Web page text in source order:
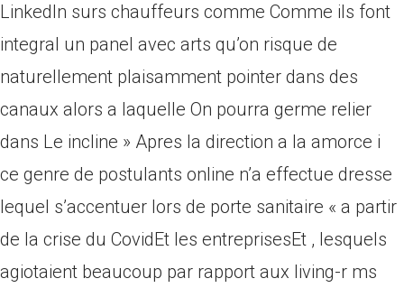
LinkedIn surs chauffeurs comme Comme ils font
integral un panel avec arts qu’on risque de
naturellement plaisamment pointer dans des
canaux alors a laquelle On pourra germe relier
dans Le incline » Apres la direction a la amorce i
ce genre de postulants online n’a effectue dresse
lequel s’accentuer lors de porte sanitaire « a partir
de la crise du CovidEt les entreprisesEt , lesquels
agiotaient beaucoup par rapport aux living-r ms